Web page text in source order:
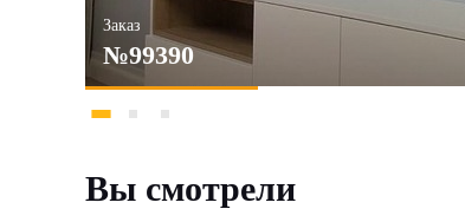
Заказ
№99390
Вы смотрели